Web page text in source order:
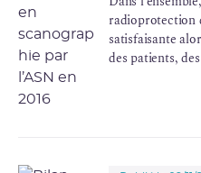
radioprotection
satisfaisante
des patients,